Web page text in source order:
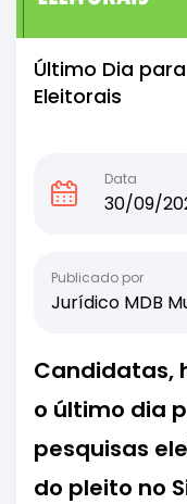
Último Dia
Eleitorais
Data
30/09/
Publicado por
Jurídico MDB
Candidatas,
o último dia
pesquisas
do pleito no